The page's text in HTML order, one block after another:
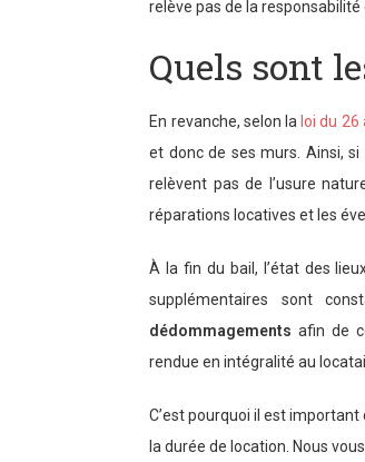
relève pas de la
Quels sont
En revanche, selon la loi du
et donc de ses murs. Ainsi,
relèvent pas de l’usure
réparations locatives et les
À la fin du bail, l’état des
supplémentaires sont
dédommagements afin de
rendue en intégralité au
C’est pourquoi il est
la durée de location. Nous